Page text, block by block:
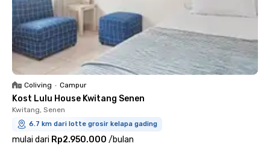
Coliving • Campur
Kost Lulu House Kwitang Senen
Kwitang, Senen
6.7 km dari lotte grosir kelapa gading
mulai dari Rp2.950.000 /bulan